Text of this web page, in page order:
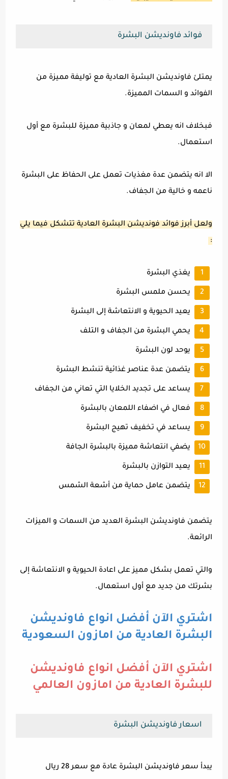
فوائد فاونديشن البشرة
يمتلئ فاونديشن البشرة العادية مع توليفة مميزة من
الفوائد و السمات المميزة.
فبخلاف انه يعطي لمعان و جاذبية مميزة للبشرة مع أول
استعمال.
الا انه يتضمن عدة مغذيات تعمل على الحفاظ على البشرة
ناعمه و خالية من الجفاف.
ولعل أبرز فوائد فونديشن البشرة العادية تتشكل فيما يلي
:
يغذي البشرة
يحسن ملمس البشرة
يعيد الحيوية و الانتعاشة إلى البشرة
يحمي البشرة من الجفاف و التلف
يوحد لون البشرة
يتضمن عدة عناصر غذائية تنشط البشرة
يساعد على تجديد الخلايا التي تعاني من الجفاف
فعال في اضفاء اللمعان بالبشرة
يساعد في تخفيف تهيج البشرة
يضفي انتعاشة مميزة بالبشرة الجافة
يعيد التوازن بالبشرة
يتضمن عامل حماية من أشعة الشمس
يتضمن فاونديشن البشرة العديد من السمات و الميزات
الرائعة.
والتي تعمل بشكل مميز على اعادة الحيوية و الانتعاشة إلى
بشرتك من جديد مع أول استعمال.
اشتري الآن أفضل انواع فاونديشن
البشرة العادية من امازون السعودية
اشتري الآن أفضل انواع فاونديشن
للبشرة العادية من امازون العالمي
اسعار فاونديشن البشرة
يبدأ سعر فاونديشن البشرة عادة مع سعر 28 ريال